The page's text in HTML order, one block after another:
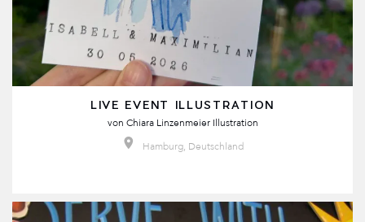
LIVE EVENT ILLUSTRATION
von Chiara Linzenmeier Illustration
Hamburg, Deutschland